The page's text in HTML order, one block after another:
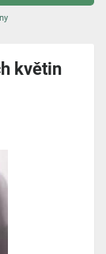
květin